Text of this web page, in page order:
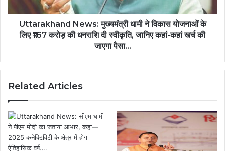
Uttarakhand News: मुख्यमंत्री धामी ने विकास योजनाओं के
लिए ₹167 करोड़ की धनराशि दी स्वीकृति, जानिए कहां-कहां खर्च की
जाएगा पैसा…
Related Articles